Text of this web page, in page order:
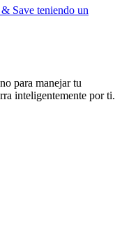
Save teniendo un
para manejar tu
inteligentemente por ti.